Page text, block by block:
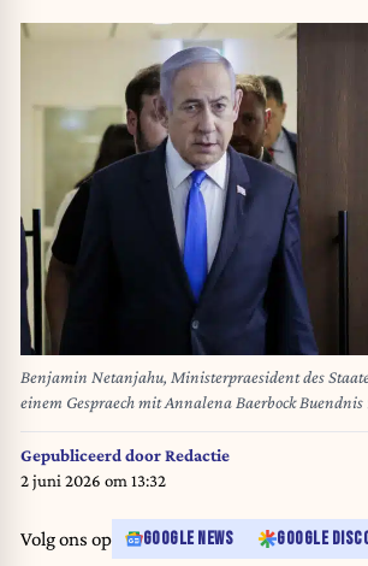
Benjamin Netanjahu, Ministerpraesident des
einem Gespraech mit Annalena Baerbock
Bundesaussenministerin, in Jerusalem,
Auftrag des Auswaertigen Amtes. Jerusalem Israel
Netanyahu, Prime Minister of the State of Israel,
in Jerusalem, 17 04 2024 Photographed on behalf of
Office Jerusalem Israel Copyright:
Gepubliceerd doorRedactie
2 juni 2026 om 13:32
Volg ons op GOOGLE NEWS GOOGLE